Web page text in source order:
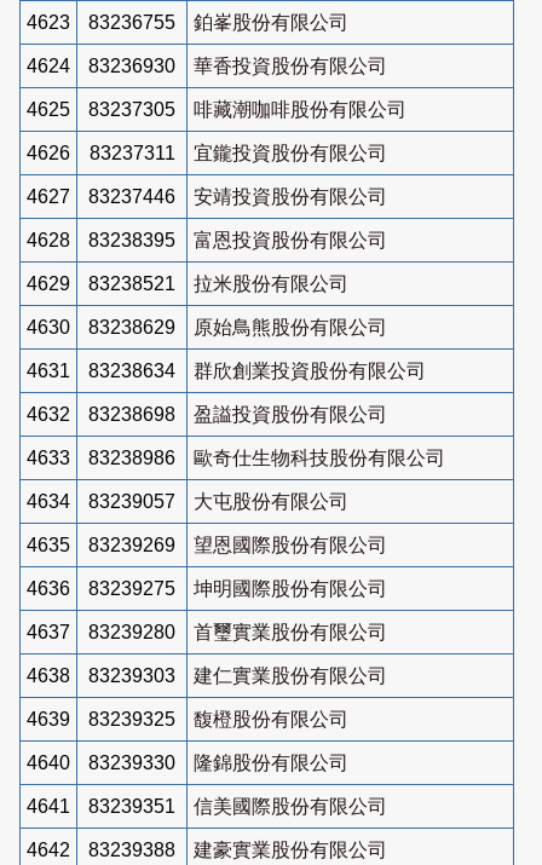
4623 83236755 鉑峯股份有限公司
4624 83236930 華香投資股份有限公司
4625 83237305 啡藏潮咖啡股份有限公司
4626 83237311 宜鑨投資股份有限公司
4627 83237446 安靖投資股份有限公司
4628 83238395 富恩投資股份有限公司
4629 83238521 拉米股份有限公司
4630 83238629 原始鳥熊股份有限公司
4631 83238634 群欣創業投資股份有限公司
4632 83238698 盈謚投資股份有限公司
4633 83238986 歐奇仕生物科技股份有限公司
4634 83239057 大屯股份有限公司
4635 83239269 望恩國際股份有限公司
4636 83239275 坤明國際股份有限公司
4637 83239280 首璽實業股份有限公司
4638 83239303 建仁實業股份有限公司
4639 83239325 馥橙股份有限公司
4640 83239330 隆錦股份有限公司
4641 83239351 信美國際股份有限公司
4642 83239388 建豪實業股份有限公司